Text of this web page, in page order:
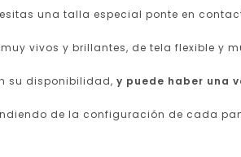
una talla especial ponte en
vivos y brillantes, de tela flexible y
su disponibilidad, y puede haber una
de la configuración de cada